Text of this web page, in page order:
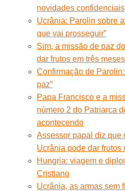
novidades confidenciais
Ucrânia: Parolin sobre
que vai prosseguir”
Sim, a missão de paz
dar frutos em três meses
Confirmação de
paz”
Papa Francisco e a
número 2 do Patriarca
acontecendo
Assessor papal diz que
Ucrânia pode dar frutos
Hungria: viagem e
Cristiano
Ucrânia, as armas sem